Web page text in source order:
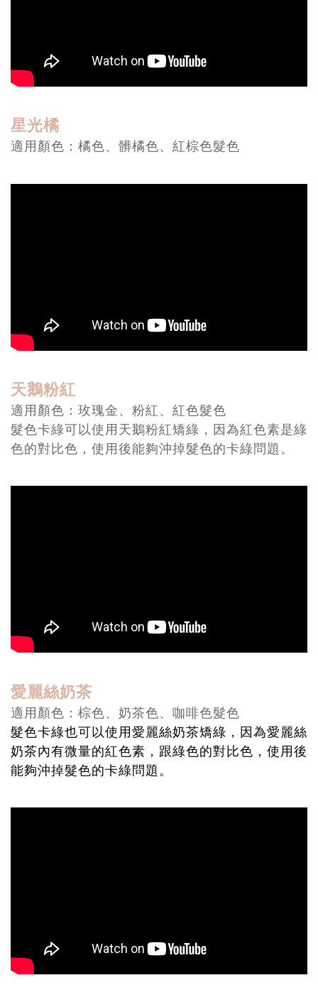
星光橘
適用顏色：橘色、髒橘色、紅棕色髮色
天鵝粉紅
適用顏色：玫瑰金、粉紅、紅色髮色
髮色卡綠可以使用天鵝粉紅矯綠，因為紅色素是綠
色的對比色，使用後能夠沖掉髮色的卡綠問題。
愛麗絲奶茶
適用顏色：棕色、奶茶色、咖啡色髮色
髮色卡綠也可以使用愛麗絲奶茶矯綠，因為愛麗絲
奶茶內有微量的紅色素，跟綠色的對比色，使用後
能夠沖掉髮色的卡綠問題。